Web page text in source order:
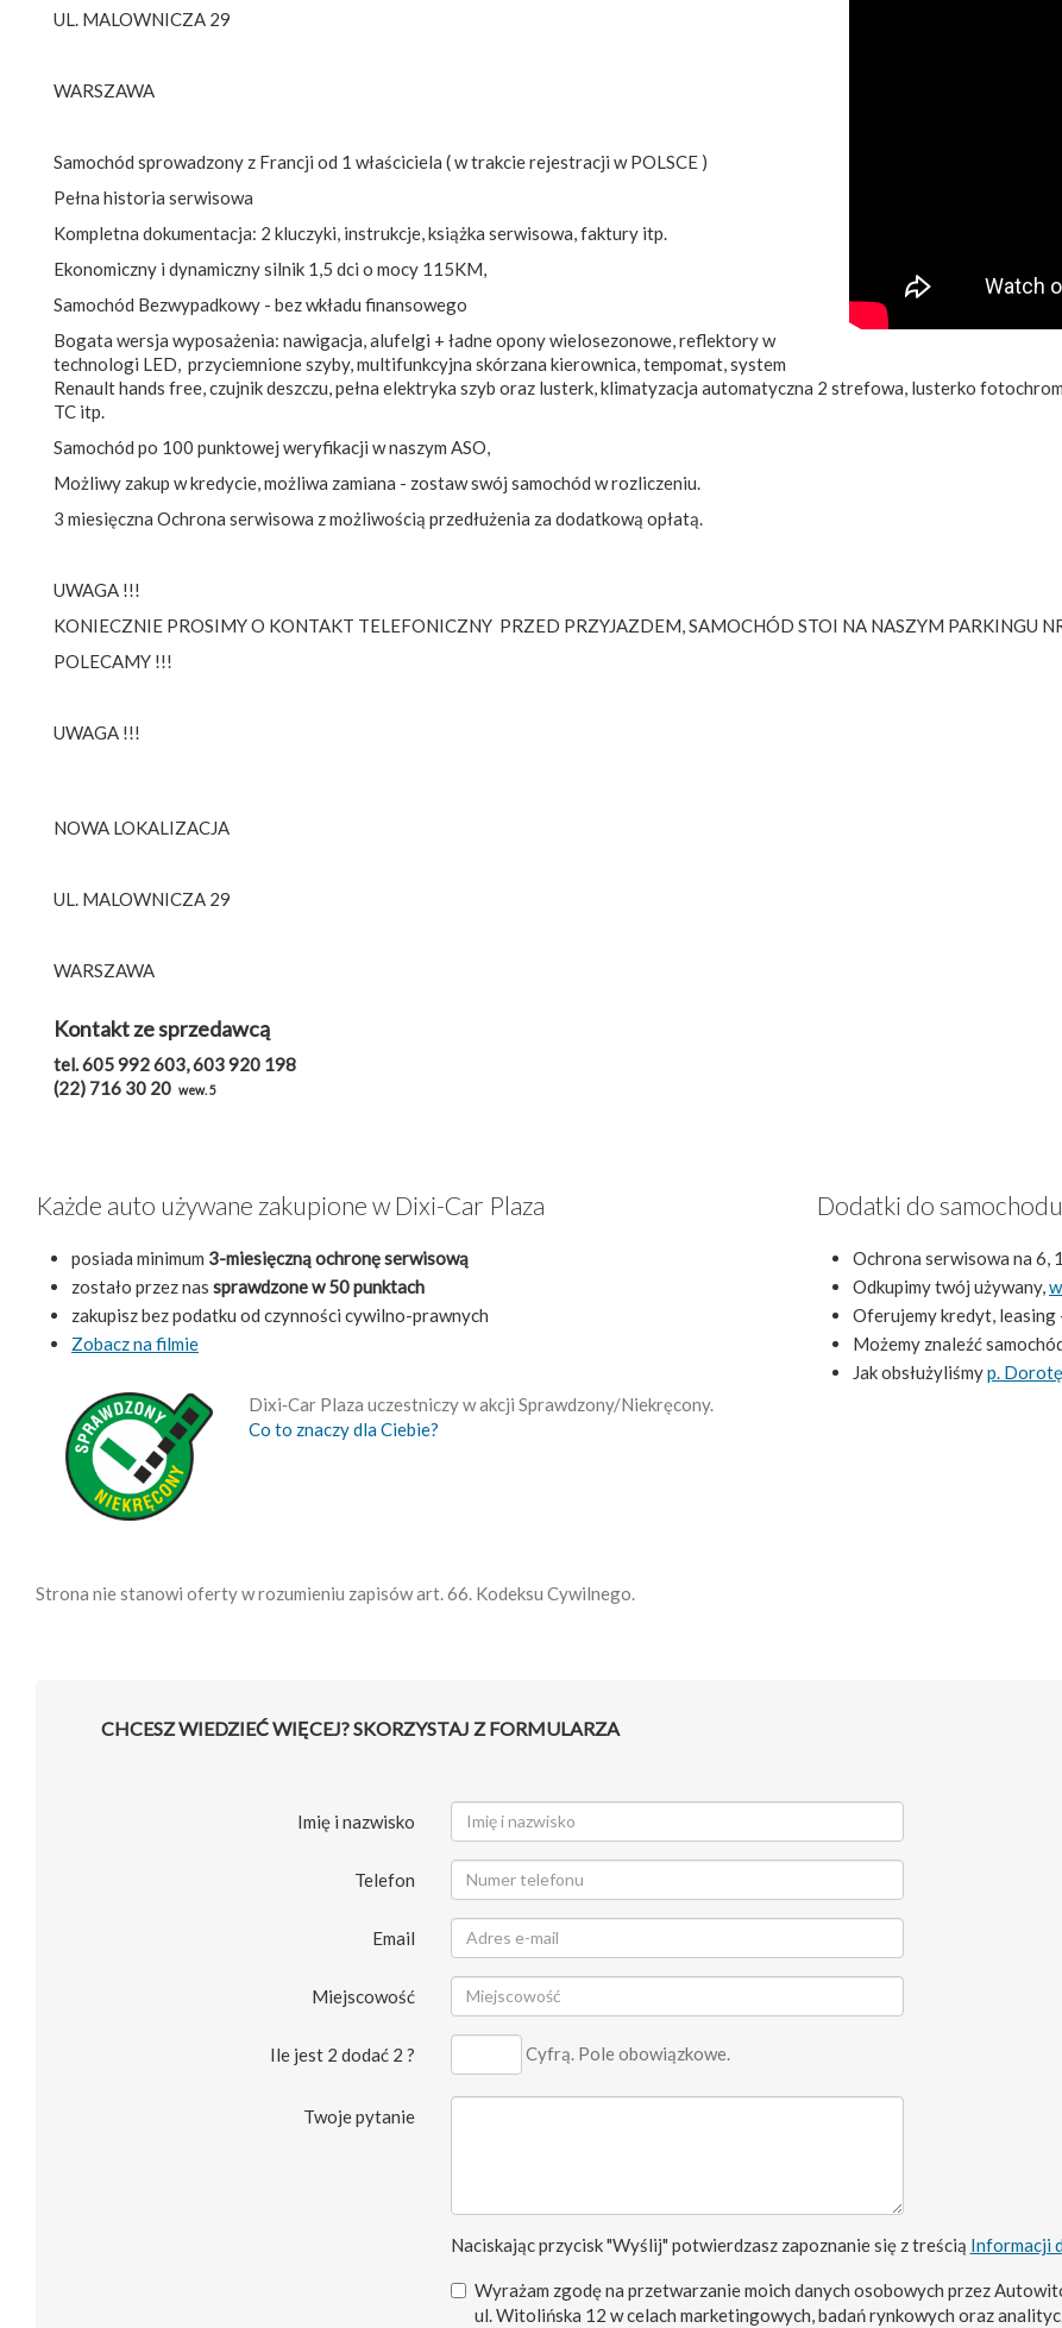
UL. MALOWNICZA 29
WARSZAWA
Samochód sprowadzony z Francji od 1 właściciela ( w trakcie rejestracji w POLSCE )
Pełna historia serwisowa
Kompletna dokumentacja: 2 kluczyki, instrukcje, książka serwisowa, faktury itp.
Ekonomiczny i dynamiczny silnik 1,5 dci o mocy 115KM,
Samochód Bezwypadkowy - bez wkładu finansowego
Bogata wersja wyposażenia: nawigacja, alufelgi + ładne opony wielosezonowe, reflektory w
technologi LED, przyciemnione szyby, multifunkcyjna skórzana kierownica, tempomat, system
Renault hands free, czujnik deszczu, pełna elektryka szyb oraz lusterk, klimatyzacja automatyczna 2 strefowa, lusterko
TC itp.
Samochód po 100 punktowej weryfikacji w naszym ASO,
Możliwy zakup w kredycie, możliwa zamiana - zostaw swój samochód w rozliczeniu.
3 miesięczna Ochrona serwisowa z możliwością przedłużenia za dodatkową opłatą.
UWAGA !!!
KONIECZNIE PROSIMY O KONTAKT TELEFONICZNY PRZED PRZYJAZDEM, SAMOCHÓD STOI NA NASZYM PARKINGU
POLECAMY !!!
UWAGA !!!
NOWA LOKALIZACJA
UL. MALOWNICZA 29
WARSZAWA
Kontakt ze sprzedawcą
tel. 605 992 603, 603 920 198
(22) 716 30 20 wew. 5
Każde auto używane zakupione w Dixi-Car Plaza
posiada minimum 3-miesięczną ochronę serwisową
zostało przez nas sprawdzone w 50 punktach
zakupisz bez podatku od czynności cywilno-prawnych
Zobacz na filmie
Dixi‑Car Plaza uczestniczy w akcji Sprawdzony/Niekręcony.
Co to znaczy dla Ciebie?
Dodatki do samochodu
Ochrona serwisowa na 6,
Odkupimy twój używany,
Oferujemy kredyt, leasing
Możemy znaleźć
Jak obsłużyliśmyp. Dorotę
Strona nie stanowi oferty w rozumieniu zapisów art. 66. Kodeksu Cywilnego.
CHCESZ WIEDZIEĆ WIĘCEJ? SKORZYSTAJ Z FORMULARZA
Imię i nazwisko
Telefon
Email
Miejscowość
Ile jest 2 dodać 2 ? Cyfrą. Pole obowiązkowe.
Twoje pytanie
Naciskając przycisk "Wyślij" potwierdzasz zapoznanie się z treścią Informacji
Wyrażam zgodę na przetwarzanie moich danych osobowych przez
ul. Witolińska 12 w celach marketingowych, badań rynkowych oraz